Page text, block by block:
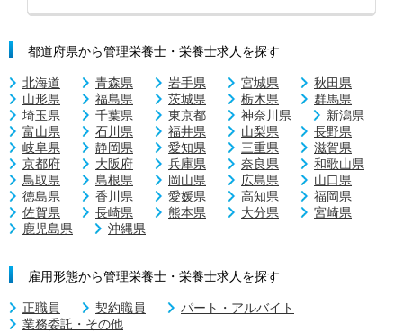
都道府県から管理栄養士・栄養士求人を探す
北海道 青森県 岩手県 宮城県
秋田県
山形県
福島県 茨城県 栃木県
群馬県
埼玉県
千葉県 東京都 神奈川県
新潟県
富山県
石川県 福井県 山梨県
長野県
岐阜県
静岡県 愛知県 三重県
滋賀県
京都府
大阪府 兵庫県 奈良県
和歌山県
鳥取県
島根県 岡山県 広島県
山口県
徳島県
香川県 愛媛県 高知県
福岡県
佐賀県
長崎県 熊本県 大分県
宮崎県
鹿児島県
沖縄県
雇用形態から管理栄養士・栄養士求人を探す
正職員 契約職員
パート・アルバイト
業務委託・その他